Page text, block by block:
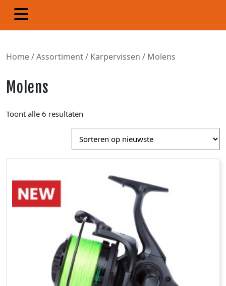
Home/Assortiment/ Karpervissen / Molens
Molens
Toont alle 6 resultaten